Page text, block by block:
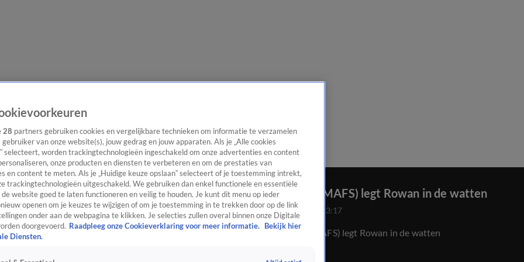
Astleigh (MAFS) legt Rowan in de watten
14 okt 2022, 23:17
Astleigh (MAFS) legt Rowan in de watten
28 partners gebruiken cookies en vergelijkbare technieken om informatie te verzamelen
gebruiker van onze website(s), jouw gedrag en jouw apparaten. Als je „Alle cookies
selecteert, worden trackingtechnologieën ingeschakeld om onze advertenties en content
onze producten en diensten te verbeteren en om de prestaties van
en content te meten. Als je „Huidige keuze opslaan” selecteert of je toestemming intrekt,
trackingtechnologieën uitgeschakeld. We gebruiken dan enkel functionele en essentiële
de website goed te laten functioneren en veilig te houden. Je kunt dit menu op ieder
openen om je keuzes te wijzigen of om je toestemming in te trekken door op de link
onder aan de webpagina te klikken. Je selecties zullen overal binnen onze Digitale
doorgevoerd. Raadpleeg onze Cookieverklaring voor meer informatie. Bekijk hier
Diensten.